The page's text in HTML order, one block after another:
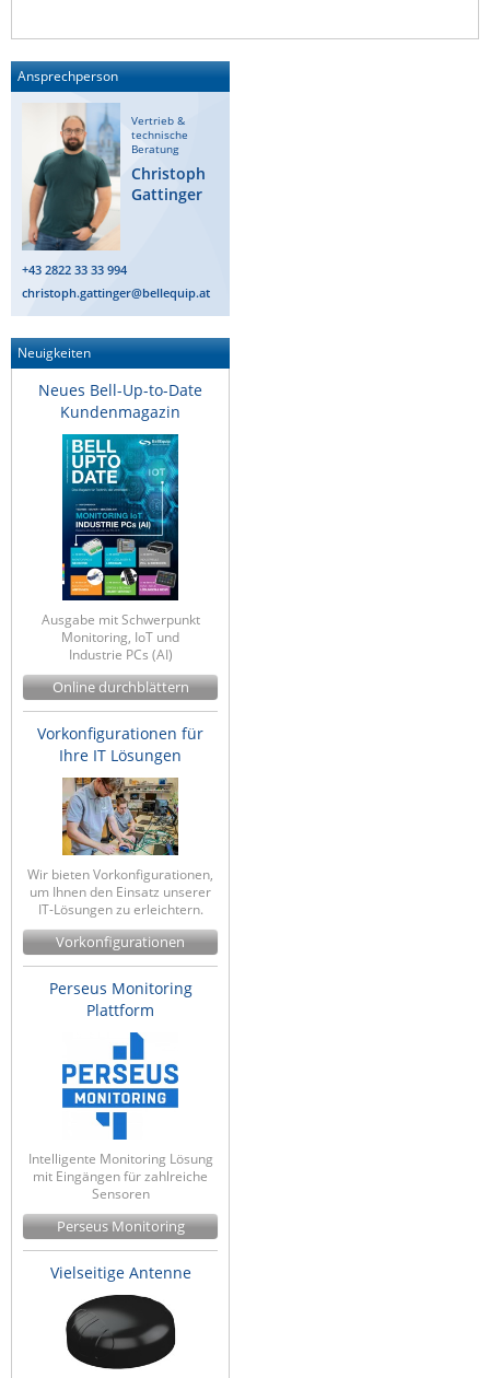
Ansprechperson
Vertrieb &
technische
Beratung
Christoph
Gattinger
+43 2822 33 33 994
christoph.gattinger@bellequip.at
Neuigkeiten
Neues Bell-Up-to-Date
Kundenmagazin
Ausgabe mit Schwerpunkt
Monitoring, IoT und
Industrie PCs (AI)
Online durchblättern
Vorkonfigurationen für
Ihre IT Lösungen
Wir bieten Vorkonfigurationen,
um Ihnen den Einsatz unserer
IT-Lösungen zu erleichtern.
Vorkonfigurationen
Perseus Monitoring
Plattform
Intelligente Monitoring Lösung
mit Eingängen für zahlreiche
Sensoren
Perseus Monitoring
Vielseitige Antenne